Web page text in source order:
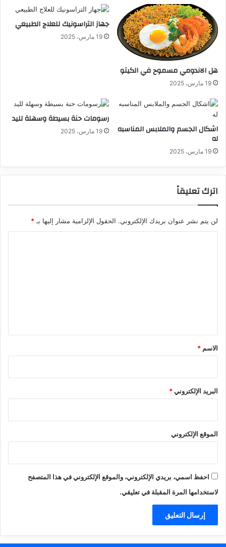
هل الاندومي مسموح في الكيتو
19 مارس، 2025
جهاز التراسونيك للعلاج الطبيعي
19 مارس، 2025
اشكال الجسم والملابس المناسبه
له
19 مارس، 2025
رسومات حنة بسيطة وسهلة لليد
19 مارس، 2025
اترك تعليقاً
لن يتم نشر عنوان بريدك الإلكتروني. الحقول الإلزامية مشار إليها بـ *
*
الاسم *
البريد الإلكتروني*
الموقع الإلكتروني
احفظ اسمي، بريدي الإلكتروني، والموقع الإلكتروني في هذا المتصفح
لاستخدامها المرة المقبلة في تعليقي.